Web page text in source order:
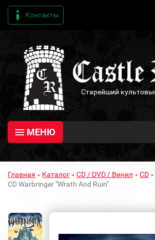
Контакты
Старейший
МЕНЮ
Главная Каталог CD / DVD / Винил
CD
CD Warbringer "Wrath And Ruin"